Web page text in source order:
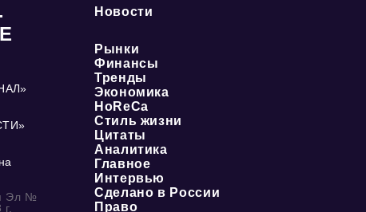
Эл №
Новости
Рынки
Финансы
Тренды
Экономика
HoReCa
Стиль жизни
Цитаты
Аналитика
Главное
Интервью
Сделано в России
Право